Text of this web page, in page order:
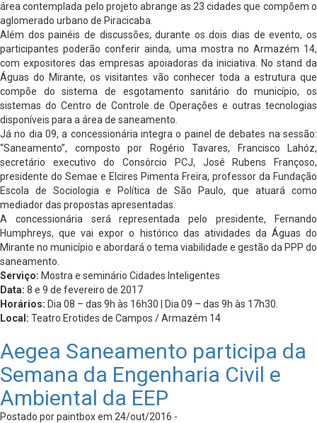
área contemplada pelo projeto abrange as 23 cidades que compõem o
aglomerado urbano de Piracicaba.
Além dos painéis de discussões, durante os dois dias de evento, os
participantes poderão conferir ainda, uma mostra no Armazém 14,
com expositores das empresas apoiadoras da iniciativa. No stand da
Águas do Mirante, os visitantes vão conhecer toda a estrutura que
compõe do sistema de esgotamento sanitário do município, os
sistemas do Centro de Controle de Operações e outras tecnologias
disponíveis para a área de saneamento.
Já no dia 09, a concessionária integra o painel de debates na sessão:
“Saneamento”, composto por Rogério Tavares, Francisco Lahóz,
secretário executivo do Consórcio PCJ, José Rubens Françoso,
presidente do Semae e Elcires Pimenta Freira, professor da Fundação
Escola de Sociologia e Política de São Paulo, que atuará como
mediador das propostas apresentadas.
A concessionária será representada pelo presidente, Fernando
Humphreys, que vai expor o histórico das atividades da Águas do
Mirante no município e abordará o tema viabilidade e gestão da PPP do
saneamento.
Serviço: Mostra e seminário Cidades Inteligentes
Data: 8 e 9 de fevereiro de 2017
Horários: Dia 08 – das 9h às 16h30 | Dia 09 – das 9h às 17h30.
Local: Teatro Erotides de Campos / Armazém 14
Aegea Saneamento participa da
Semana da Engenharia Civil e
Ambiental da EEP
Postado por paintbox em 24/out/2016 -